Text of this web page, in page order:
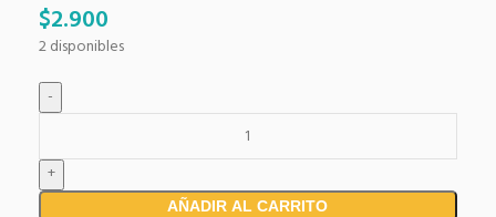
$2.900
2 disponibles
AÑADIR AL CARRITO